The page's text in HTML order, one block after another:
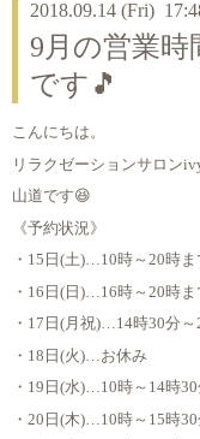
2018.09.14 (Fri)
9月の営業
です🎵
こんにちは。
リラクゼーションサロン
山道です😆
《予約状況》
・15日(土)…10時～20時ま
・16日(日)…16時～20時ま
・17日(月祝)…14時30分～
・18日(火)…お休み
・19日(水)…10時～14時
・20日(木)…10時～15時